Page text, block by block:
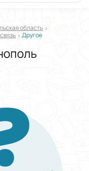
область
Другое